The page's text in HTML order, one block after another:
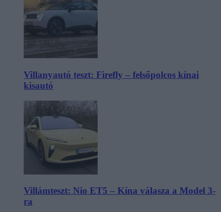
Villanyautó teszt: Firefly – felsőpolcos kínai
kisautó
Villámteszt: Nio ET5 – Kína válasza a Model 3-
ra